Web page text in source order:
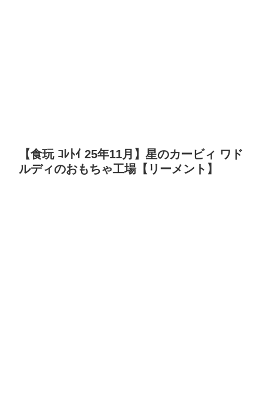
【食玩 ｺﾚﾄｲ 25年11月】星のカービィ ワド
ルディのおもちゃ工場【リーメント】